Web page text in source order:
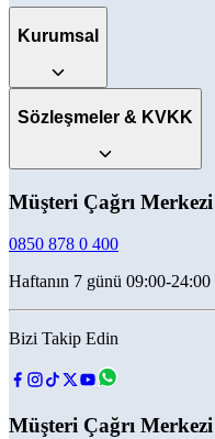
Kurumsal
Sözleşmeler & KVKK
Müşteri Çağrı Merkezi
0850 878 0 400
Haftanın 7 günü 09:00-24:00
Bizi Takip Edin
Müşteri Çağrı Merkezi